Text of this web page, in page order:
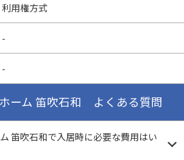
利用権方式
-
-
ーム 笛吹石和 よくある質問
笛吹石和で入居時に必要な費用はい